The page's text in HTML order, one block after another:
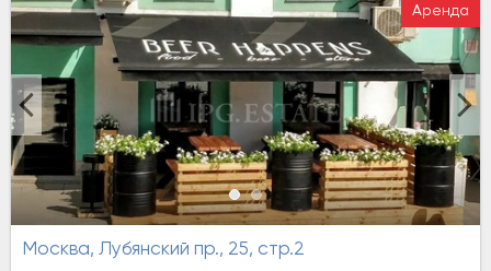
Аренда
Москва, Лубянский пр., 25, стр.2